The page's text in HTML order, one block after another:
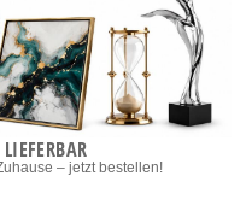
– jetzt bestellen!